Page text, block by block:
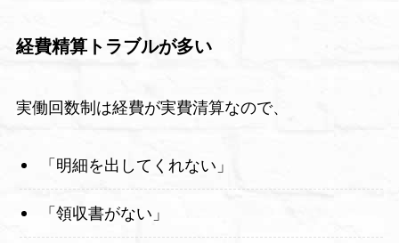
経費精算トラブルが多い
実働回数制は経費が実費清算なので、
「明細を出してくれない」
「領収書がない」